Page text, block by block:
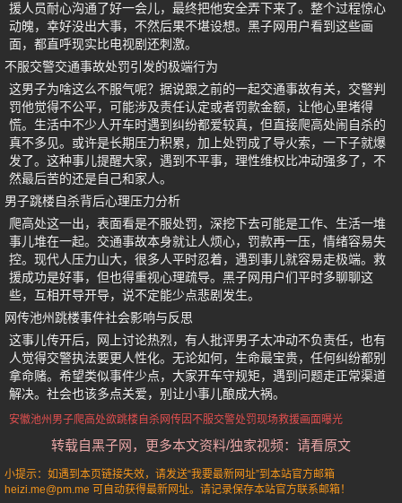
援人员耐心沟通了好一会儿，最终把他安全弄下来了。整个过程惊心
动魄，幸好没出大事，不然后果不堪设想。黑子网用户看到这些画
面，都直呼现实比电视剧还刺激。
不服交警交通事故处罚引发的极端行为
这男子为啥这么不服气呢？据说跟之前的一起交通事故有关，交警判
罚他觉得不公平，可能涉及责任认定或者罚款金额，让他心里堵得
慌。生活中不少人开车时遇到纠纷都爱较真，但直接爬高处闹自杀的
真不多见。或许是长期压力积累，加上处罚成了导火索，一下子就爆
发了。这种事儿提醒大家，遇到不平事，理性维权比冲动强多了，不
然最后苦的还是自己和家人。
男子跳楼自杀背后心理压力分析
爬高处这一出，表面看是不服处罚，深挖下去可能是工作、生活一堆
事儿堆在一起。交通事故本身就让人烦心，罚款再一压，情绪容易失
控。现代人压力山大，很多人平时忍着，遇到事儿就容易走极端。救
援成功是好事，但也得重视心理疏导。黑子网用户们平时多聊聊这
些，互相开导开导，说不定能少点悲剧发生。
网传池州跳楼事件社会影响与反思
这事儿传开后，网上讨论热烈，有人批评男子太冲动不负责任，也有
人觉得交警执法要更人性化。无论如何，生命最宝贵，任何纠纷都别
拿命赌。希望类似事件少点，大家开车守规矩，遇到问题走正常渠道
解决。社会也该多点关爱，别让小事儿酿成大祸。
安徽池州 男子爬高处欲跳楼自杀网传因不服交警处罚现场救援画面曝光
转载自黑子网，更多本文资料/独家视频：请看原文
小提示：如遇到本页链接失效，请发送“我要最新网址”到本站官方邮箱
heizi.me@pm.me 可自动获得最新网址。请记录保存本站官方联系邮箱！